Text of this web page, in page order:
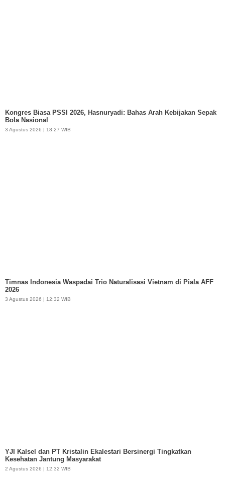
Kongres Biasa PSSI 2026, Hasnuryadi: Bahas Arah Kebijakan Sepak
Bola Nasional
3 Agustus 2026 | 18:27 WIB
Timnas Indonesia Waspadai Trio Naturalisasi Vietnam di Piala AFF
2026
3 Agustus 2026 | 12:32 WIB
YJI Kalsel dan PT Kristalin Ekalestari Bersinergi Tingkatkan
Kesehatan Jantung Masyarakat
2 Agustus 2026 | 12:32 WIB